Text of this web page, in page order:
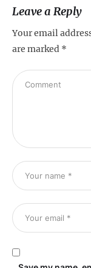
Leave a Reply
Your email
are marked *